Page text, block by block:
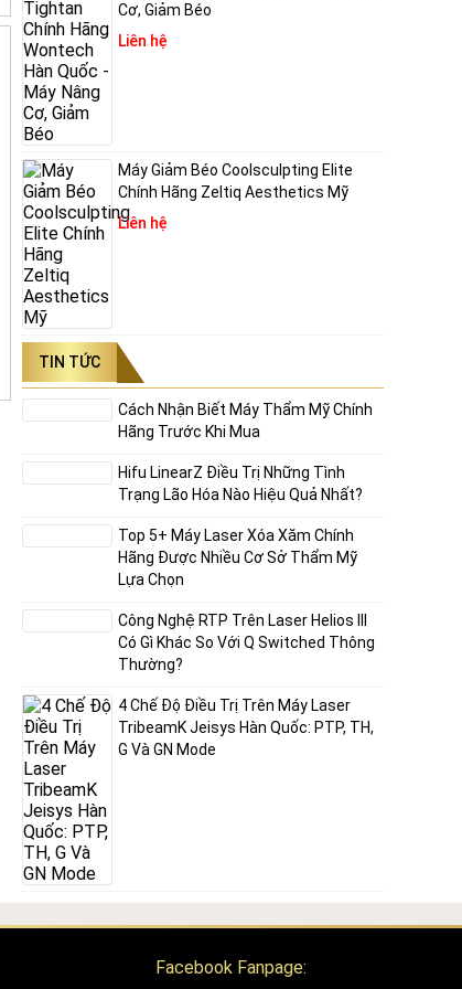
Cơ, Giảm Béo
Liên hệ
Máy Giảm Béo Coolsculpting Elite
Chính Hãng Zeltiq Aesthetics Mỹ
Liên hệ
TIN TỨC
Cách Nhận Biết Máy Thẩm Mỹ Chính
Hãng Trước Khi Mua
Hifu LinearZ Điều Trị Những Tình
Trạng Lão Hóa Nào Hiệu Quả Nhất?
Top 5+ Máy Laser Xóa Xăm Chính
Hãng Được Nhiều Cơ Sở Thẩm Mỹ
Lựa Chọn
Công Nghệ RTP Trên Laser Helios III
Có Gì Khác So Với Q Switched Thông
Thường?
4 Chế Độ Điều Trị Trên Máy Laser
TribeamK Jeisys Hàn Quốc: PTP, TH,
G Và GN Mode
Facebook Fanpage: